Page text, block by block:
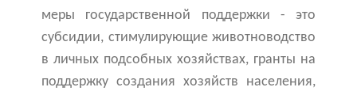
меры государственной поддержки - это
субсидии, стимулирующие животноводство
в личных подсобных хозяйствах, гранты на
поддержку создания хозяйств населения,